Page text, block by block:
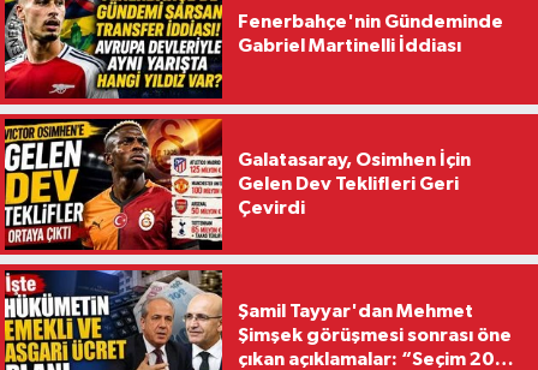
Fenerbahçe'nin Gündeminde
Gabriel Martinelli İddiası
Galatasaray, Osimhen İçin
Gelen Dev Teklifleri Geri
Çevirdi
Şamil Tayyar'dan Mehmet
Şimşek görüşmesi sonrası öne
çıkan açıklamalar: “Seçim 2028